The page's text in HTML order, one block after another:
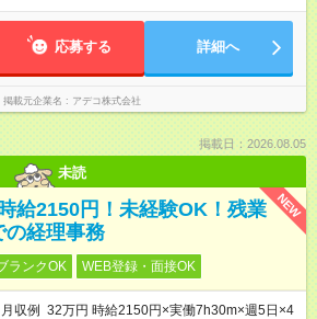
応募する 詳細へ
掲載元企業名 アデコ株式会社
掲載日：2026.08.05
未読
NEW
給2150円！未経験OK！残業
経理事務
ランクOK WEB登録・面接OK
収例 32万円 時給2150円×実働7h30m×週5日×4